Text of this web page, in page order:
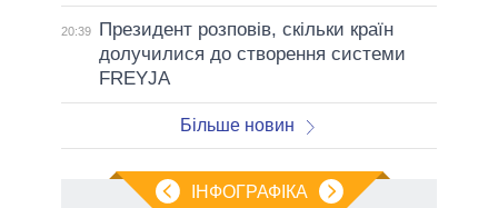
20:39
Президент розповів, скільки країн
долучилися до створення системи
FREYJA
Більше новин
ІНФОГРАФІКА